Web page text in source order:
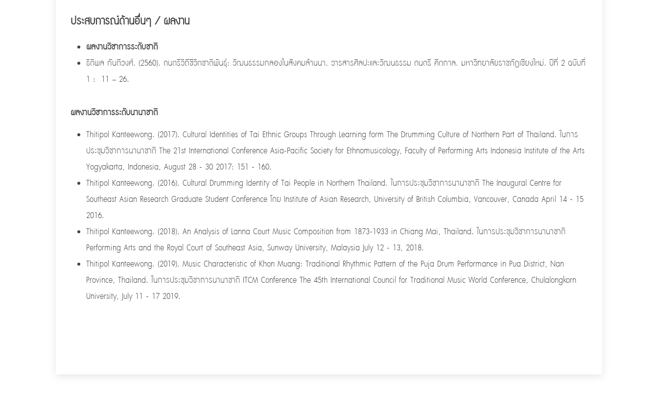
ประสบการณ์ด้านอื่นๆ / ผลงาน
ผลงานวิชาการระดับชาติ
ธิติพล กันตีวงศ์. (2560). ดนตรีวิถีชีวิตชาติพันธุ์: วัฒนธรรมกลองในสังคมล้านนา. วารสารศิลปะและวัฒนธรรม ดนตรี คีตกาล. มหาวิทยาลัยราชภัฏเชียงใหม่. ปีที่ 2 ฉบับที่
1 : 11 – 26.
ผลงานวิชาการระดับนานาชาติ
Thitipol Kanteewong. (2017). Cultural Identities of Tai Ethnic Groups Through Learning form The Drumming Culture of Northern Part of Thailand. ในการ
ประชุมวิชาการนานาชาติ The 21st International Conference Asia-Pacific Society for Ethnomusicology, Faculty of Performing Arts Indonesia Institute of the Arts
Yogyakarta, Indonesia, August 28 - 30 2017: 151 - 160.
Thitipol Kanteewong. (2016). Cultural Drumming Identity of Tai People in Northern Thailand. ในการประชุมวิชาการนานาชาติ The Inaugural Centre for
Southeast Asian Research Graduate Student Conference โดย Institute of Asian Research, University of British Columbia, Vancouver, Canada April 14 - 15
2016.
Thitipol Kanteewong. (2018). An Analysis of Lanna Court Music Composition from 1873-1933 in Chiang Mai, Thailand. ในการประชุมวิชาการนานาชาติ
Performing Arts and the Royal Court of Southeast Asia, Sunway University, Malaysia July 12 - 13, 2018.
Thitipol Kanteewong. (2019). Music Characteristic of Khon Muang: Traditional Rhythmic Pattern of the Puja Drum Performance in Pua District, Nan
Province, Thailand. ในการประชุมวิชาการนานาชาติ ITCM Conference The 45th International Council for Traditional Music World Conference, Chulalongkorn
University, July 11 - 17 2019.